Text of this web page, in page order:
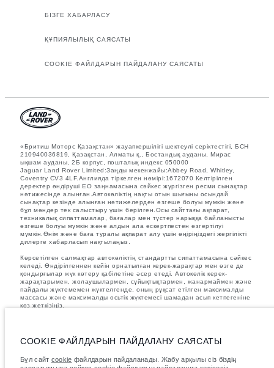
БІЗГЕ ХАБАРЛАСУ
ҚҰПИЯЛЫЛЫҚ САЯСАТЫ
COOKIE ФАЙЛДАРЫН ПАЙДАЛАНУ САЯСАТЫ
«Бритиш Моторс Қазақстан» жауапкершілігі шектеулі серіктестігі, БСН
210940036819, Қазақстан, Алматы қ., Бостандық ауданы, Мирас
ықшам ауданы, 2Б корпус, пошталық индекс 050000
Jaguar Land Rover Limited:Заңды мекенжайы:Abbey Road, Whitley,
Coventry CV3 4LF.Англияда тіркелген нөмірі:1672070 Келтірілген
деректер өндіруші ЕО заңнамасына сәйкес жүргізген ресми сынақтар
нәтижесінде алынған.Автокөліктің нақты отын шығыны осындай
сынақтар кезінде алынған нәтижелерден өзгеше болуы мүмкін және
бұл мәндер тек салыстыру үшін берілген.Осы сайттағы ақпарат,
техникалық сипаттамалар, бағалар мен түстер нарыққа байланысты
өзгеше болуы мүмкін және алдын ала ескертпестен өзгертілуі
мүмкін.Өнім және баға туралы ақпарат алу үшін өңіріңіздегі жергілікті
дилерге хабарласып нақтылаңыз.
Көрсетілген салмақтар автокөліктің стандартты сипаттамасына сәйкес
келеді. Өндірілгеннен кейін орнатылған керек-жарақтар мен өзге де
қондырғылар жүк көтеру қабілетіне әсер етеді. Автокөлік керек-
жарақтарымен, жолаушылармен, сұйықтықтармен, жанармаймен және
пайдалы жүктемемен жүктелгенде, оның рұқсат етілген максималды
массасы және максималды осьтік жүктемесі шамадан асып кетпегеніне
көз жеткізіңіз.
құрастыру сипаттамаларына, опциялардың қолжетімділігіне және
құрастыру уақытына әсер етуде. Бұл өте динамикалық жағдай, осыған
мүмкіндіктердің, опциялардың, әрлеудің және түс схемаларының
COOKIE ФАЙЛДАРЫН ПАЙДАЛАНУ САЯСАТЫ
Бұл сайт cookie файлдарын пайдаланады. Жабу арқылы сіз біздің